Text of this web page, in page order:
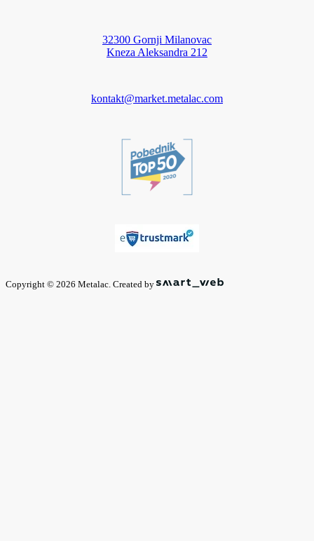
32300 Gornji Milanovac
Kneza Aleksandra 212
kontakt@market.metalac.com
Copyright © 2026 Metalac. Created by